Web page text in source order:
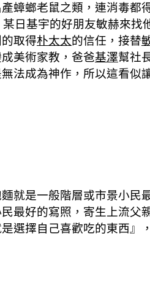
蟑螂老鼠之類，連消毒都
日基宇的好朋友敏赫來找
取得朴太太的信任，接替
成美術家教，爸爸基澤幫社
法成為神作，所以這看似
就是一般階層或市景小民
最好的寫照，寄生上流父
選擇自己喜歡吃的東西』